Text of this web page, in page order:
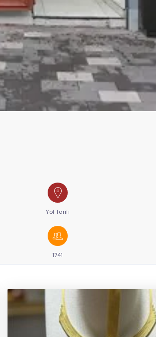
Yol Tarifi
1741